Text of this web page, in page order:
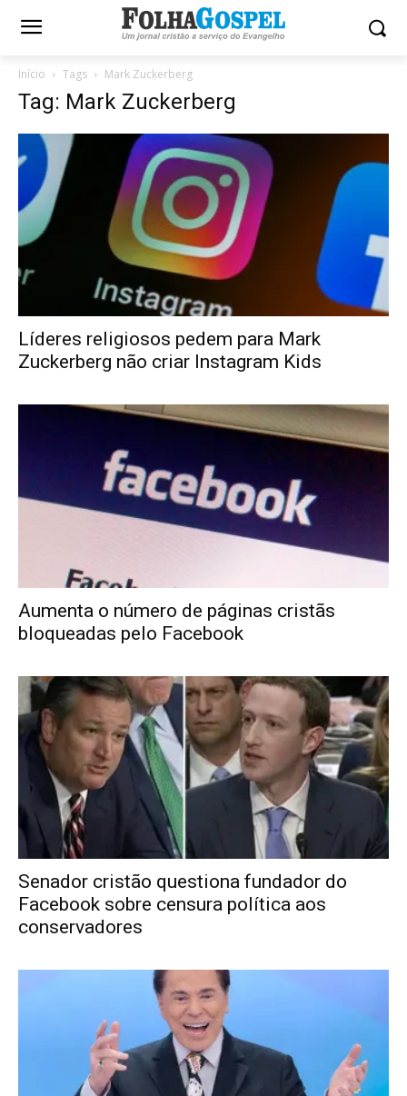
Início Tags Mark Zuckerberg
Tag: Mark Zuckerberg
Líderes religiosos pedem para Mark
Zuckerberg não criar Instagram Kids
Aumenta o número de páginas cristãs
bloqueadas pelo Facebook
Senador cristão questiona fundador do
Facebook sobre censura política aos
conservadores